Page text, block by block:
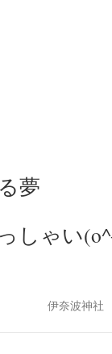
夢
しゃい
伊奈波神社